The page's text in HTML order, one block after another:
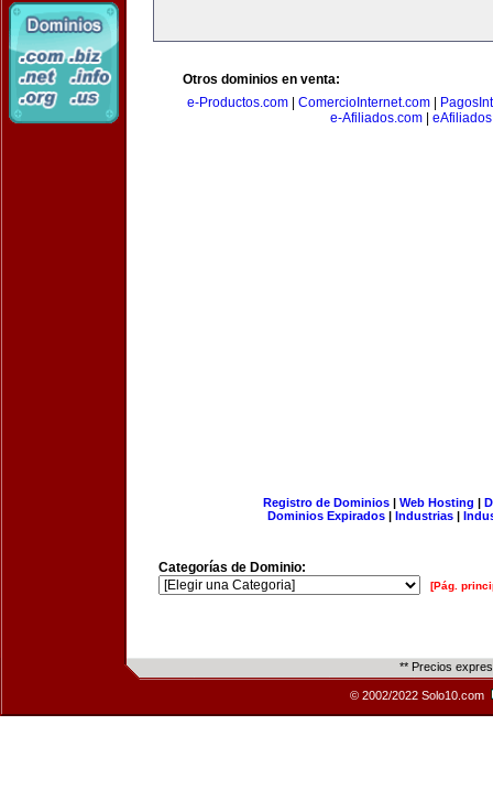
Otros dominios en venta:
e-Productos.com
ComercioInternet.com
e-Afiliados.com|
Registro de Dominios| Web Hosting |
Dominios Expirados | Industrias |
Categorías de Dominio:
[Pág.
** Precios
© 2002/2022 Solo10.com